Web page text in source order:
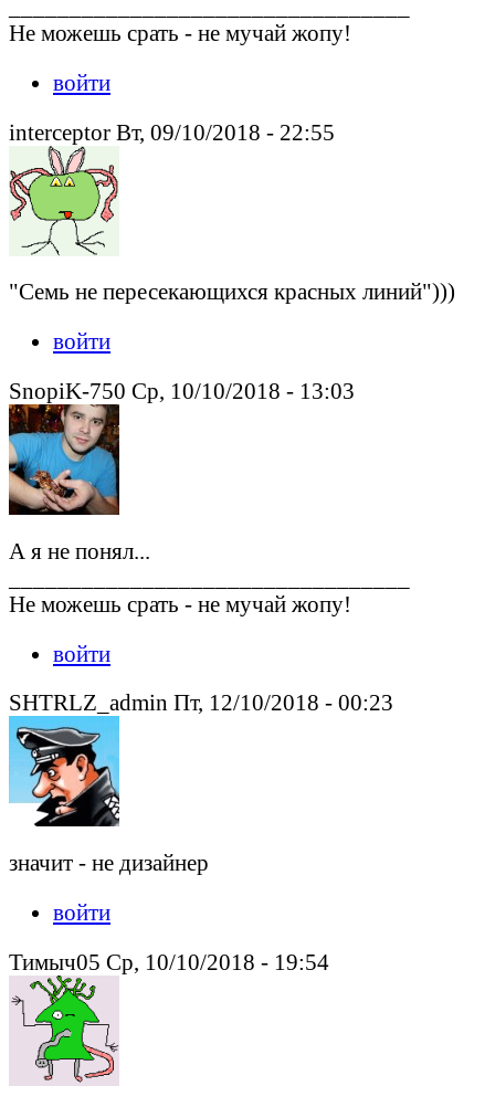
Не можешь срать - не мучай жопу!
войти
interceptor Вт, 09/10/2018 - 22:55
"Семь не пересекающихся красных линий")))
войти
SnopiK-750 Ср, 10/10/2018 - 13:03
А я не понял...
Не можешь срать - не мучай жопу!
войти
SHTRLZ_admin Пт, 12/10/2018 - 00:23
значит - не дизайнер
войти
Тимыч05 Ср, 10/10/2018 - 19:54